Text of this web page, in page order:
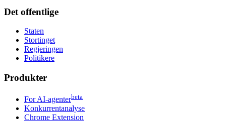
Det offentlige
Staten
Stortinget
Regjeringen
Politikere
Produkter
For AI-agenterbeta
Konkurrentanalyse
Chrome Extension